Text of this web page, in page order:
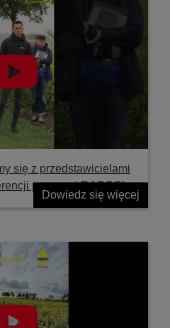
się z przedstawicielami
prasowej RAPOOL
Dowiedz się więcej